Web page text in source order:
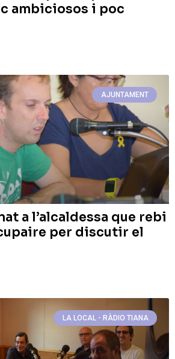
ambiciosos i poc
AJUNTAMENT
a l’alcaldessa que rebi
per discutir el
LA LOCAL - RÀDIO TIANA